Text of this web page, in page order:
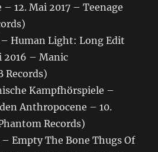
12. Mai 2017 – Teenage
– Human Light: Long Edit
2016 – Manic
Records)
Kampfhörspiele –
Anthropocene – 10.
Records)
Empty The Bone Thugs Of